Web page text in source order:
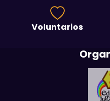
Voluntarios